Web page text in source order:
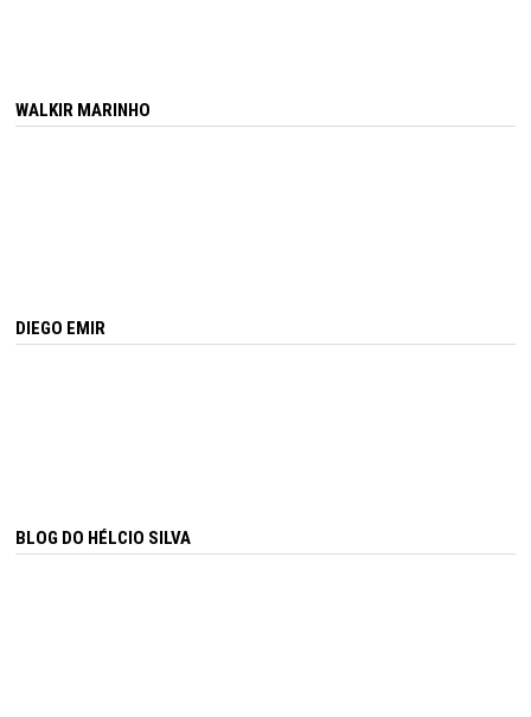
WALKIR MARINHO
DIEGO EMIR
BLOG DO HÉLCIO SILVA